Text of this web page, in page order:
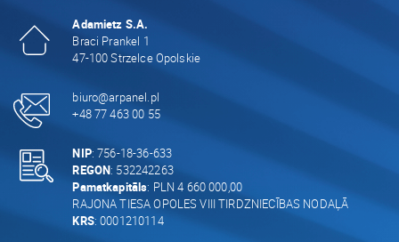
Adamietz S.A.
Braci Prankel 1
47-100 Strzelce Opolskie
biuro@arpanel.pl
+48 77 463 00 55
NIP: 756-18-36-633
REGON: 532242263
Pamatkapitāls: PLN 4 660 000,00
RAJONA TIESA OPOLES VIII TIRDZNIECĪBAS NODAĻĀ
KRS: 0001210114